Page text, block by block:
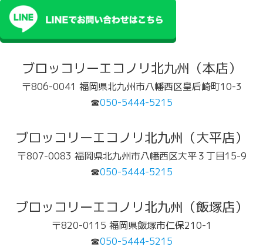
ブロッコリーエコノリ北九州（本店）
〒806-0041 福岡県北九州市八幡西区皇后崎町10-3
☎050-5444-5215
ブロッコリーエコノリ北九州（大平店）
〒807-0083 福岡県北九州市八幡西区大平３丁目15-9
☎050-5444-5215
ブロッコリーエコノリ北九州（飯塚店）
〒820-0115 福岡県飯塚市仁保210-1
☎050-5444-5215